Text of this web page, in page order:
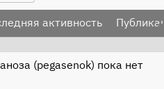
активность
(pegasenok) пока нет